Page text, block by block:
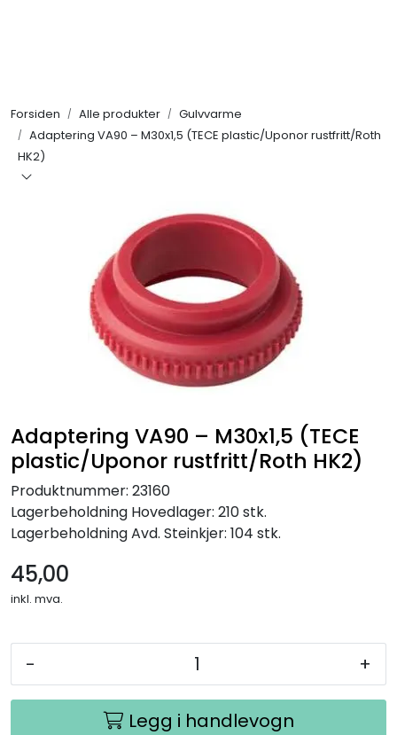
Forsiden Alle produkter
Gulvvarme
Adaptering VA90 – M30x1,5 (TECE plastic/Uponor rustfritt/Roth
HK2)
Adaptering VA90 – M30x1,5 (TECE
plastic/Uponor rustfritt/Roth HK2)
Produktnummer: 23160
Lagerbeholdning Hovedlager: 210 stk.
LagerbeholdningAvd. Steinkjer: 104 stk.
45,00
inkl. mva.
- +
Legg i handlevogn
KAMPANJER
Kontakt Oss
Søk om proffkundekonto
Reservedeler